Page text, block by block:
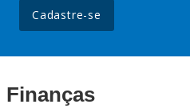
Cadastre-se
Finanças